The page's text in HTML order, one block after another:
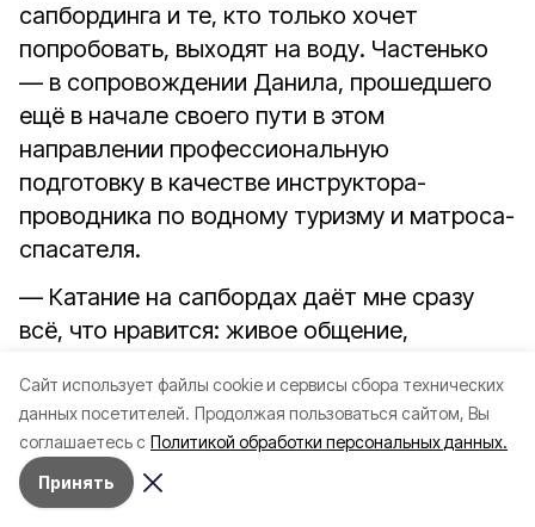
Cайт использует файлы cookie и сервисы сбора технических
данных посетителей. Продолжая пользоваться сайтом, Вы
соглашаетесь с Политикой обработки персональных данных.
Принять
сапбординга и те, кто только хочет
попробовать, выходят на воду. Частенько
— в сопровождении Данила, прошедшего
ещё в начале своего пути в этом
направлении профессиональную
подготовку в качестве инструктора-
проводника по водному туризму и матроса-
спасателя.
— Катание на сапбордах даёт мне сразу
всё, что нравится: живое общение,
и спортом. Это всё складывается в такую
необычную синергию, от которой я
получаю удовольствие и стараюсь отдать
его людям, — поделился Данил